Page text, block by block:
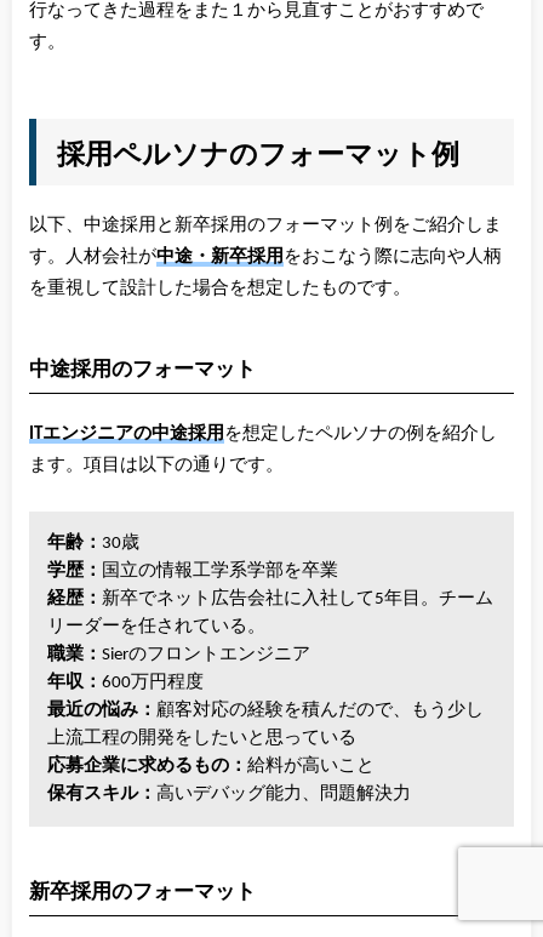
行なってきた過程をまた１から見直すことがおすすめで
す。
採用ペルソナのフォーマット例
以下、中途採用と新卒採用のフォーマット例をご紹介しま
す。人材会社が中途・新卒採用をおこなう際に志向や人柄
を重視して設計した場合を想定したものです。
中途採用のフォーマット
ITエンジニアの中途採用を想定したペルソナの例を紹介し
ます。項目は以下の通りです。
年齢： 30歳
学歴： 国立の情報工学系学部を卒業
経歴： 新卒でネット広告会社に入社して5年目。チーム
リーダーを任されている。
職業：Sierのフロントエンジニア
年収：600万円程度
最近の悩み： 顧客対応の経験を積んだので、もう少し
上流工程の開発をしたいと思っている
応募企業に求めるもの：給料が高いこと
保有スキル： 高いデバッグ能力、問題解決力
新卒採用のフォーマット